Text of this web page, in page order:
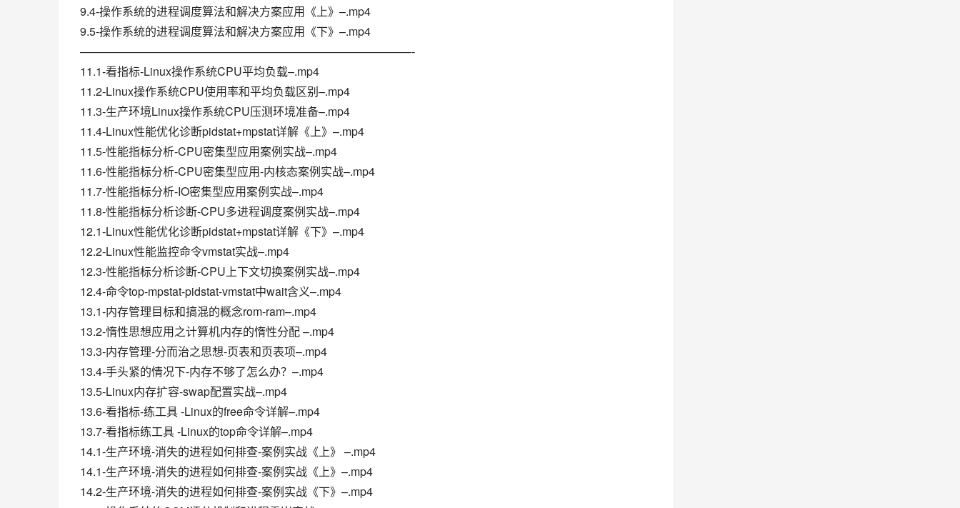
9.4-操作系统的进程调度算法和解决方案应用《上》–.mp4
9.5-操作系统的进程调度算法和解决方案应用《下》–.mp4
—————————————————————————————-
11.1-看指标-Linux操作系统CPU平均负载–.mp4
11.2-Linux操作系统CPU使用率和平均负载区别–.mp4
11.3-生产环境Linux操作系统CPU压测环境准备–.mp4
11.4-Linux性能优化诊断pidstat+mpstat详解《上》–.mp4
11.5-性能指标分析-CPU密集型应用案例实战–.mp4
11.6-性能指标分析-CPU密集型应用-内核态案例实战–.mp4
11.7-性能指标分析-IO密集型应用案例实战–.mp4
11.8-性能指标分析诊断-CPU多进程调度案例实战–.mp4
12.1-Linux性能优化诊断pidstat+mpstat详解《下》–.mp4
12.2-Linux性能监控命令vmstat实战–.mp4
12.3-性能指标分析诊断-CPU上下文切换案例实战–.mp4
12.4-命令top-mpstat-pidstat-vmstat中wait含义–.mp4
13.1-内存管理目标和搞混的概念rom-ram–.mp4
13.2-惰性思想应用之计算机内存的惰性分配 –.mp4
13.3-内存管理-分而治之思想-页表和页表项–.mp4
13.4-手头紧的情况下-内存不够了怎么办？–.mp4
13.5-Linux内存扩容-swap配置实战–.mp4
13.6-看指标-练工具 -Linux的free命令详解–.mp4
13.7-看指标练工具 -Linux的top命令详解–.mp4
14.1-生产环境-消失的进程如何排查-案例实战《上》 –.mp4
14.1-生产环境-消失的进程如何排查-案例实战《上》–.mp4
14.2-生产环境-消失的进程如何排查-案例实战《下》–.mp4